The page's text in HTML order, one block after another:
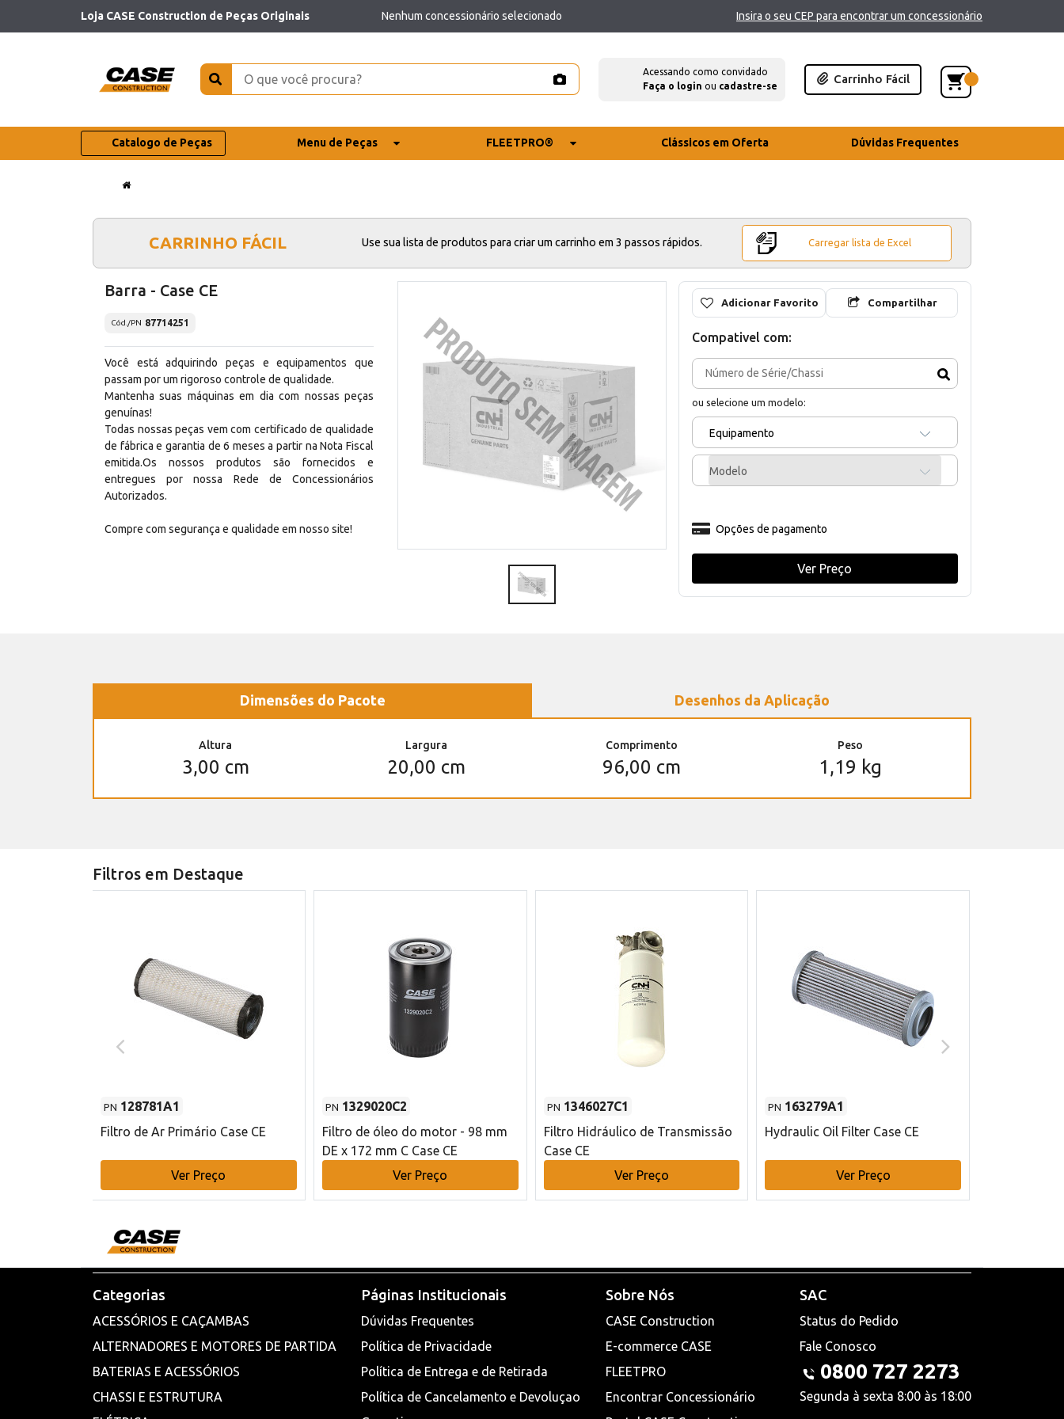
Loja CASE Construction de Peças Originais Nenhum concessionário selecionado Insira o seu CEP para encontrar um concessionário
Acessando como convidado
Faça o login ou cadastre-se
Carrinho Fácil
Catalogo de Peças Menu de Peças FLEETPRO® Clássicos em Oferta Dúvidas Frequentes
CARRINHO FÁCIL Use sua lista de produtos para criar um carrinho em 3 passos rápidos. Carregar lista de Excel
Barra - Case CE
Cód./PN 87714251
Você está adquirindo peças e equipamentos que
passam por um rigoroso controle de qualidade.
Mantenha suas máquinas em dia com nossas peças
genuínas!
Todas nossas peças vem com certificado de qualidade
de fábrica e garantia de 6 meses a partir na Nota Fiscal
emitida.Os nossos produtos são fornecidos e
entregues por nossa Rede de Concessionários
Autorizados.
Compre com segurança e qualidade em nosso site!
Adicionar Favorito Compartilhar
Compativel com:
ou selecione um modelo:
Equipamento
Modelo
Opções de pagamento
Ver Preço
Dimensões do Pacote Desenhos da Aplicação
Altura
3,00 cm
Largura
20,00 cm
Comprimento
96,00 cm
Peso
1,19 kg
Filtros em Destaque
PN 128781A1
Filtro de Ar Primário Case CE
Ver Preço
PN 1329020C2
Filtro de óleo do motor - 98 mm
DE x 172 mm C Case CE
Ver Preço
PN 1346027C1
Filtro Hidráulico de Transmissão
Case CE
Ver Preço
PN 163279A1
Hydraulic Oil Filter Case CE
Ver Preço
Categorias
ACESSÓRIOS E CAÇAMBAS
ALTERNADORES E MOTORES DE PARTIDA
BATERIAS E ACESSÓRIOS
CHASSI E ESTRUTURA
Páginas Institucionais
Dúvidas Frequentes
Política de Privacidade
Política de Entrega e de Retirada
Política de Cancelamento e Devoluçao
Sobre Nós
CASE Construction
E-commerce CASE
FLEETPRO
Encontrar Concessionário
SAC
Status do Pedido
Fale Conosco
0800 727 2273
Segunda à sexta 8:00 às 18:00